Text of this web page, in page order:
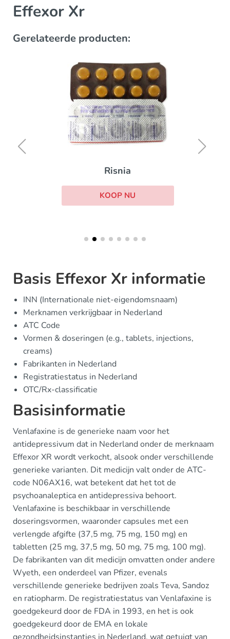
Effexor Xr
Gerelateerde producten:
Risnia
KOOP NU
Basis Effexor Xr informatie
INN (Internationale niet-eigendomsnaam)
Merknamen verkrijgbaar in Nederland
ATC Code
Vormen & doseringen (e.g., tablets, injections,
creams)
Fabrikanten in Nederland
Registratiestatus in Nederland
OTC/Rx-classificatie
Basisinformatie
Venlafaxine is de generieke naam voor het
antidepressivum dat in Nederland onder de merknaam
Effexor XR wordt verkocht, alsook onder verschillende
generieke varianten. Dit medicijn valt onder de ATC-
code N06AX16, wat betekent dat het tot de
psychoanaleptica en antidepressiva behoort.
Venlafaxine is beschikbaar in verschillende
doseringsvormen, waaronder capsules met een
verlengde afgifte (37,5 mg, 75 mg, 150 mg) en
tabletten (25 mg, 37,5 mg, 50 mg, 75 mg, 100 mg).
De fabrikanten van dit medicijn omvatten onder andere
Wyeth, een onderdeel van Pfizer, evenals
verschillende generieke bedrijven zoals Teva, Sandoz
en ratiopharm. De registratiestatus van Venlafaxine is
goedgekeurd door de FDA in 1993, en het is ook
goedgekeurd door de EMA en lokale
gezondheidsinstanties in Nederland, wat getuigt van